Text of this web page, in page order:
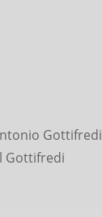
Gottifredi
Gottifredi